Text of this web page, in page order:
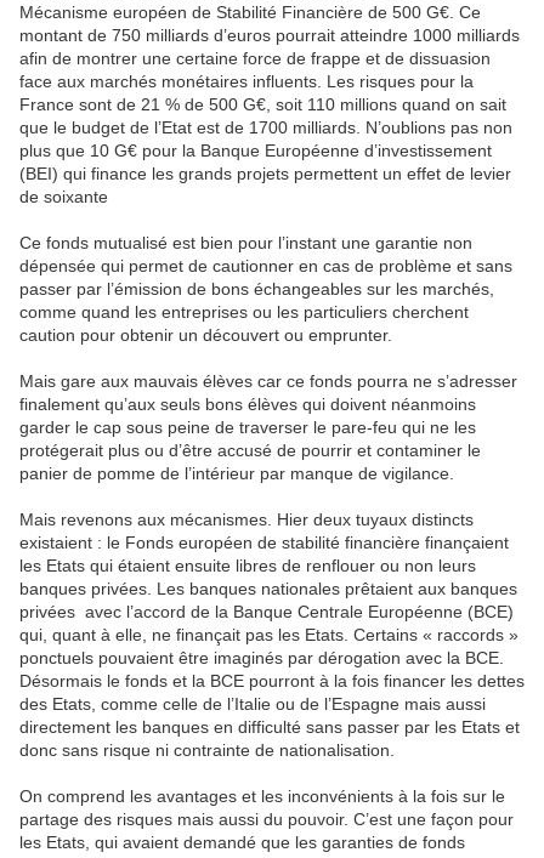
Mécanisme européen de Stabilité Financière de 500 G€. Ce
montant de 750 milliards d’euros pourrait atteindre 1000 milliards
afin de montrer une certaine force de frappe et de dissuasion
face aux marchés monétaires influents. Les risques pour la
France sont de 21 % de 500 G€, soit 110 millions quand on sait
que le budget de l’Etat est de 1700 milliards. N’oublions pas non
plus que 10 G€ pour la Banque Européenne d’investissement
(BEI) qui finance les grands projets permettent un effet de levier
de soixante
Ce fonds mutualisé est bien pour l’instant une garantie non
dépensée qui permet de cautionner en cas de problème et sans
passer par l’émission de bons échangeables sur les marchés,
comme quand les entreprises ou les particuliers cherchent
caution pour obtenir un découvert ou emprunter.
Mais gare aux mauvais élèves car ce fonds pourra ne s’adresser
finalement qu’aux seuls bons élèves qui doivent néanmoins
garder le cap sous peine de traverser le pare-feu qui ne les
protégerait plus ou d’être accusé de pourrir et contaminer le
panier de pomme de l’intérieur par manque de vigilance.
Mais revenons aux mécanismes. Hier deux tuyaux distincts
existaient : le Fonds européen de stabilité financière finançaient
les Etats qui étaient ensuite libres de renflouer ou non leurs
banques privées. Les banques nationales prêtaient aux banques
privées avec l’accord de la Banque Centrale Européenne (BCE)
qui, quant à elle, ne finançait pas les Etats. Certains « raccords »
ponctuels pouvaient être imaginés par dérogation avec la BCE.
Désormais le fonds et la BCE pourront à la fois financer les dettes
des Etats, comme celle de l’Italie ou de l’Espagne mais aussi
directement les banques en difficulté sans passer par les Etats et
donc sans risque ni contrainte de nationalisation.
On comprend les avantages et les inconvénients à la fois sur le
partage des risques mais aussi du pouvoir. C’est une façon pour
les Etats, qui avaient demandé que les garanties de fonds